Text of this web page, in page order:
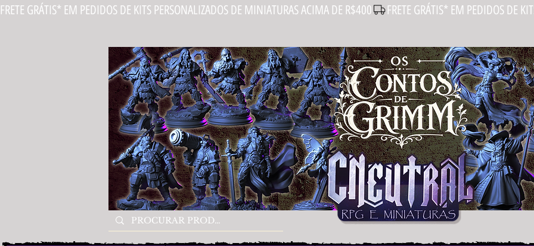
FRETE GRÁTIS* EM PEDIDOS DE KITS PERSONALIZADOS DE MINIATURAS ACIMA DE R$400